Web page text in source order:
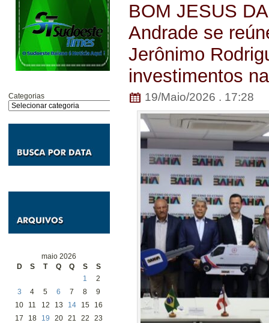
Categorias
maio 2026
D
S T Q Q S S
1
2
3
4 5 6 7 8
9
10
11 12 13 14 15
16
17
18 19 20 21 22
23
BOM JESUS
Andrade se
Jerônimo
investimentos
19/Maio/2026 . 17:28